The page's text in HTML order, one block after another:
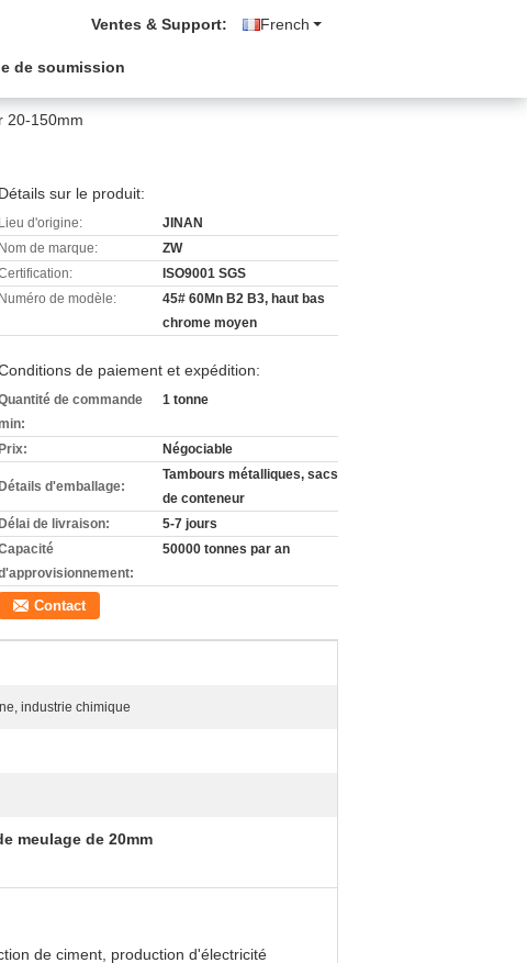
French
Ventes & Support:
de soumission
20-150mm
Détails sur le produit:
Lieu d'origine:
JINAN
Nom de marque:
ZW
ISO9001 SGS
Numéro de modèle:
45# 60Mn B2 B3, haut bas
chrome moyen
de paiement et expédition:
de commande
1 tonne
Prix: Négociable
Détails d'emballage:
Tambours métalliques, sacs
de conteneur
Délai de livraison:
5-7 jours
50000 tonnes par an
Contact
industrie chimique
meulage de 20mm
de ciment, production d'électricité